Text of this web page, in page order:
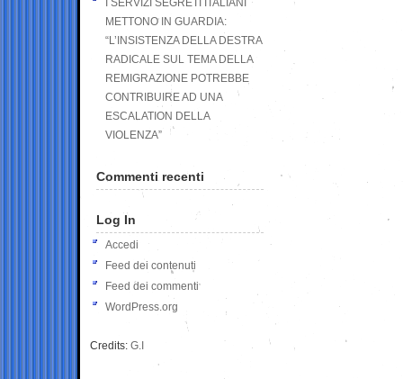
I SERVIZI SEGRETI ITALIANI
METTONO IN GUARDIA:
“L’INSISTENZA DELLA DESTRA
RADICALE SUL TEMA DELLA
REMIGRAZIONE POTREBBE
CONTRIBUIRE AD UNA
ESCALATION DELLA
VIOLENZA”
Commenti recenti
Log In
Accedi
Feed dei contenuti
Feed dei commenti
WordPress.org
Credits: G.I